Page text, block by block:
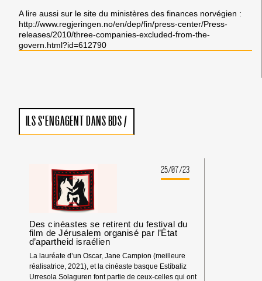
A lire aussi sur le site du ministères des finances norvégien :
http://www.regjeringen.no/en/dep/fin/press-center/Press-
releases/2010/three-companies-excluded-from-the-
govern.html?id=612790
ILS S'ENGAGENT DANS BDS/
25/07/23
Des cinéastes se retirent du festival du
film de Jérusalem organisé par l’État
d’apartheid israélien
La lauréate d’un Oscar, Jane Campion (meilleure
réalisatrice, 2021), et la cinéaste basque Estíbaliz
Urresola Solaguren font partie de ceux-celles qui ont